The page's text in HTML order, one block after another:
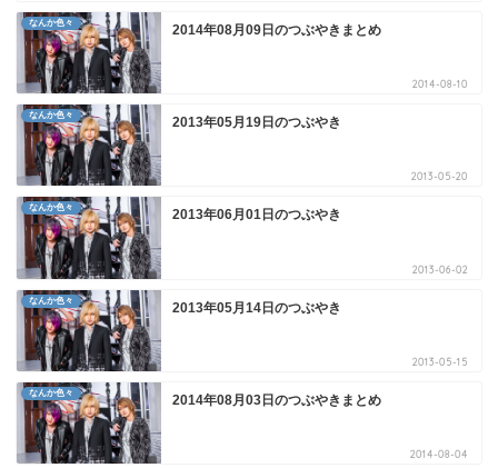
なんか色々 2014年08月09日のつぶやきまとめ
2014-08-10
なんか色々 2013年05月19日のつぶやき
2013-05-20
なんか色々 2013年06月01日のつぶやき
2013-06-02
なんか色々 2013年05月14日のつぶやき
2013-05-15
なんか色々 2014年08月03日のつぶやきまとめ
2014-08-04